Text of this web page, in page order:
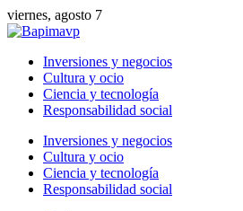
viernes, agosto 7
Inversiones y negocios
Cultura y ocio
Ciencia y tecnología
Responsabilidad social
Inversiones y negocios
Cultura y ocio
Ciencia y tecnología
Responsabilidad social